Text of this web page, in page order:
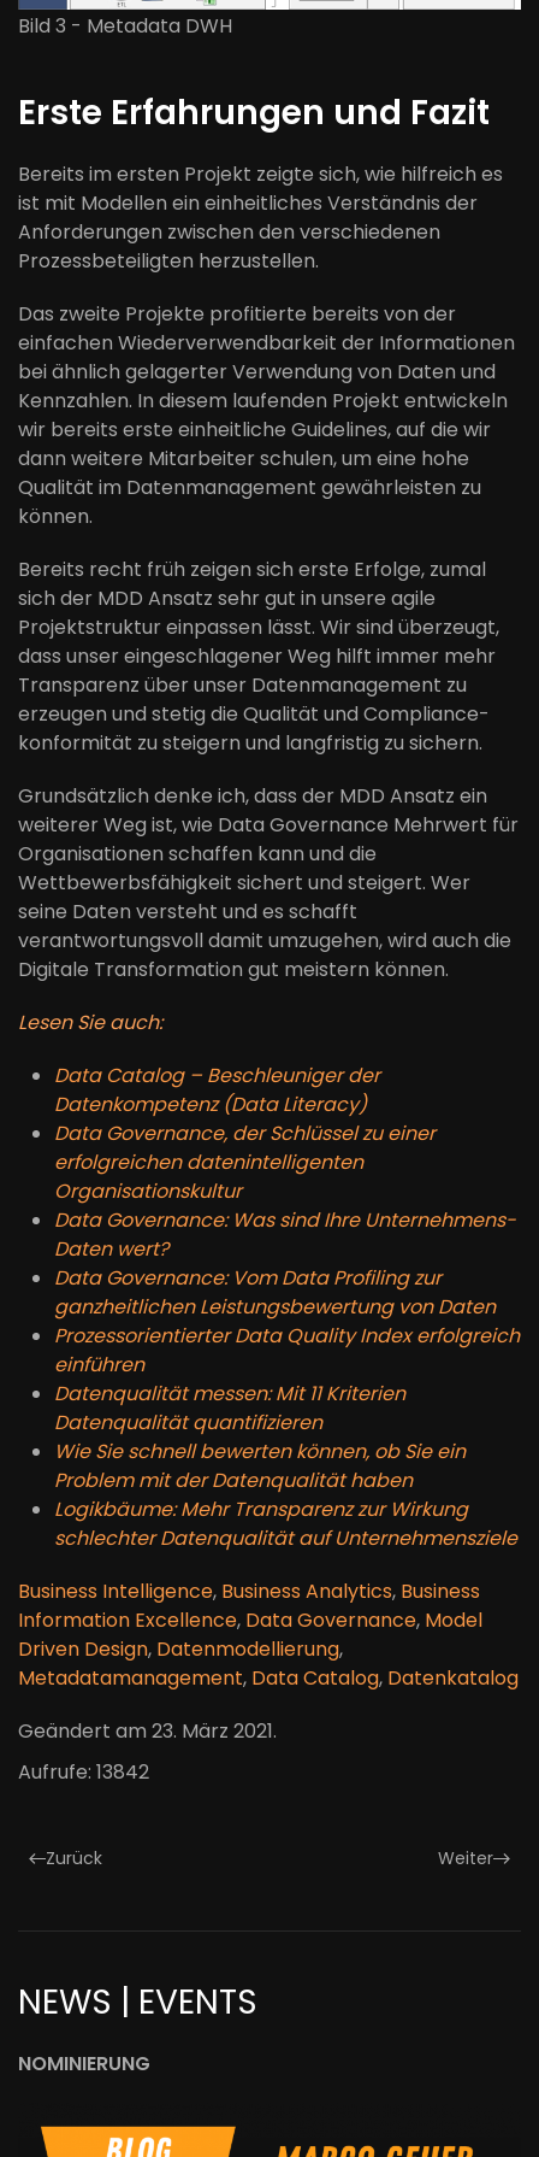
Bild 3 - Metadata DWH
Erste Erfahrungen und Fazit
Bereits im ersten Projekt zeigte sich, wie hilfreich es
ist mit Modellen ein einheitliches Verständnis der
Anforderungen zwischen den verschiedenen
Prozessbeteiligten herzustellen.
Das zweite Projekte profitierte bereits von der
einfachen Wiederverwendbarkeit der Informationen
bei ähnlich gelagerter Verwendung von Daten und
Kennzahlen. In diesem laufenden Projekt entwickeln
wir bereits erste einheitliche Guidelines, auf die wir
dann weitere Mitarbeiter schulen, um eine hohe
Qualität im Datenmanagement gewährleisten zu
können.
Bereits recht früh zeigen sich erste Erfolge, zumal
sich der MDD Ansatz sehr gut in unsere agile
Projektstruktur einpassen lässt. Wir sind überzeugt,
dass unser eingeschlagener Weg hilft immer mehr
Transparenz über unser Datenmanagement zu
erzeugen und stetig die Qualität und Compliance-
konformität zu steigern und langfristig zu sichern.
Grundsätzlich denke ich, dass der MDD Ansatz ein
weiterer Weg ist, wie Data Governance Mehrwert für
Organisationen schaffen kann und die
Wettbewerbsfähigkeit sichert und steigert. Wer
seine Daten versteht und es schafft
verantwortungsvoll damit umzugehen, wird auch die
Digitale Transformation gut meistern können.
Lesen Sie auch:
Data Catalog – Beschleuniger der
Datenkompetenz (Data Literacy)
Data Governance, der Schlüssel zu einer
erfolgreichen datenintelligenten
Organisationskultur
Data Governance: Was sind Ihre Unternehmens-
Daten wert?
Data Governance: Vom Data Profiling zur
ganzheitlichen Leistungsbewertung von Daten
Prozessorientierter Data Quality Index erfolgreich
einführen
Datenqualität messen: Mit 11 Kriterien
Datenqualität quantifizieren
Wie Sie schnell bewerten können, ob Sie ein
Problem mit der Datenqualität haben
Logikbäume: Mehr Transparenz zur Wirkung
schlechter Datenqualität auf Unternehmensziele
Business Intelligence, Business Analytics, Business
Information Excellence, Data Governance, Model
Driven Design, Datenmodellierung,
Metadatamanagement, Data Catalog, Datenkatalog
Geändert am 23. März 2021.
Aufrufe: 13842
Zurück Weiter
NEWS | EVENTS
NOMINIERUNG